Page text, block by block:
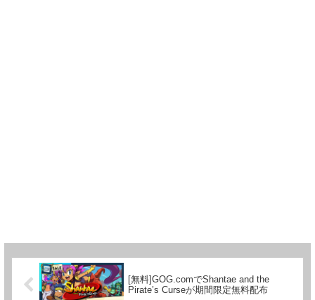
[無料]GOG.comでShantae and the
Pirate’s Curseが期間限定無料配布